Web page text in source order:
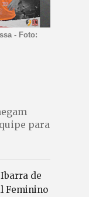
- Foto:
para
de
Feminino